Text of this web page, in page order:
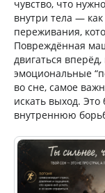
чувство, что
внутри тела —
переживания,
Повреждённая
двигаться
эмоциональные
во сне, самое
искать выход.
внутреннюю